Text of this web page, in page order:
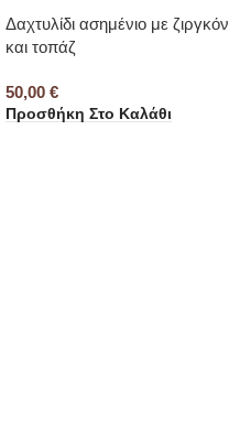
Δαχτυλίδι ασημένιο με ζιργκόν
και τοπάζ
50,00 €
Προσθήκη Στο Καλάθι